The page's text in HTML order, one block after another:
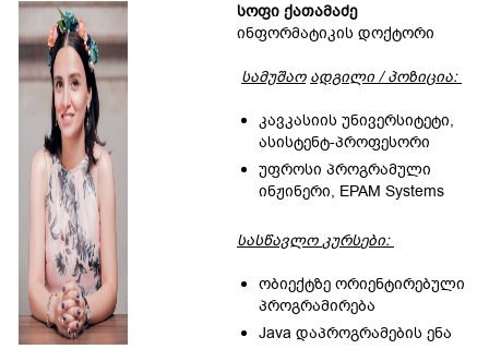
სოფი ქათამაძე
ინფორმატიკის დოქტორი
სამუშაო ადგილი /პოზიცია:
კავკასიის უნივერსიტეტი,
ასისტენტ-პროფესორი
უფროსი პროგრამული
ინჟინერი, EPAM Systems
სასწავლოკურსები:
ობიექტზე ორიენტირებული
პროგრამირება
Java დაპროგრამების ენა